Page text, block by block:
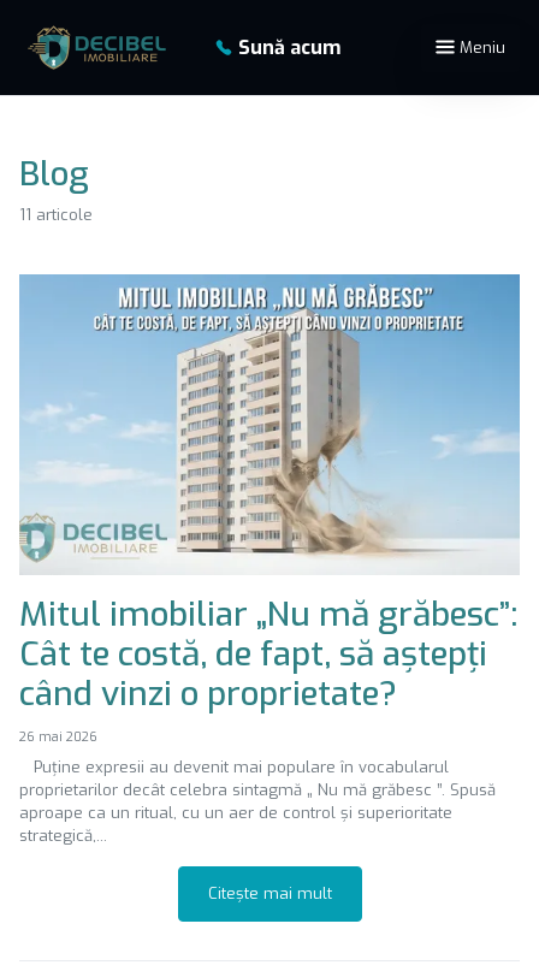
Sună acum Meniu
Blog
11 articole
Mitul imobiliar „Nu mă grăbesc”:
Cât te costă, de fapt, să aștepți
când vinzi o proprietate?
26 mai 2026
Puține expresii au devenit mai populare în vocabularul
proprietarilor decât celebra sintagmă „ Nu mă grăbesc ”. Spusă
aproape ca un ritual, cu un aer de control și superioritate
strategică,...
Citește mai mult